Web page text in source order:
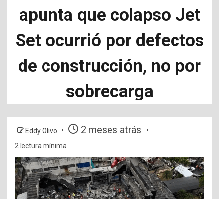
apunta que colapso Jet
Set ocurrió por defectos
de construcción, no por
sobrecarga
Eddy Olivo 2 meses atrás
2 lectura mínima